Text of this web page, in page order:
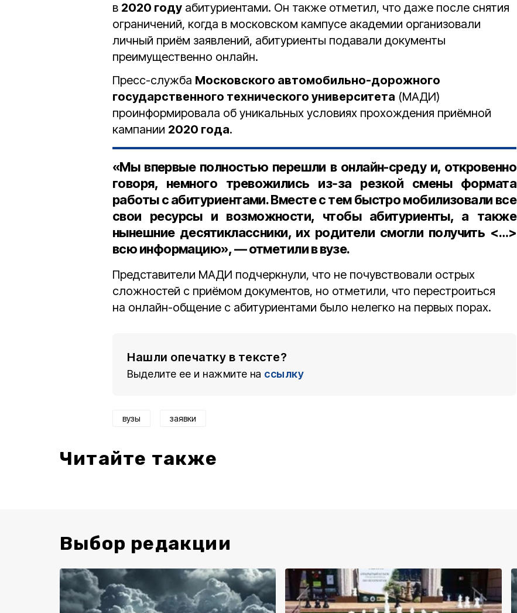
в 2020 году абитуриентами. Он также отметил, что даже после снятия
ограничений, когда в московском кампусе академии организовали
личный приём заявлений, абитуриенты подавали документы
преимущественно онлайн.
Пресс-служба Московского автомобильно-дорожного
государственного технического университета (МАДИ)
проинформировала об уникальных условиях прохождения приёмной
кампании 2020 года.
«Мы впервые полностью перешли в онлайн-среду и, откровенно
говоря, немного тревожились из‑за резкой смены формата
работы с абитуриентами. Вместе с тем быстро мобилизовали все
свои ресурсы и возможности, чтобы абитуриенты, а также
нынешние десятиклассники, их родители смогли получить <…>
всю информацию», — отметили в вузе.
Представители МАДИ подчеркнули, что не почувствовали острых
сложностей с приёмом документов, но отметили, что перестроиться
на онлайн-общение с абитуриентами было нелегко на первых порах.
Нашли опечатку в тексте?
Выделите ее и нажмите на ссылку
вузы заявки
Читайте также
Выбор редакции